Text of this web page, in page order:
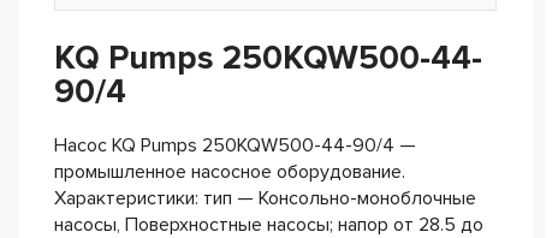
KQ Pumps 250KQW500-44-
90/4
Насос KQ Pumps 250KQW500-44-90/4 —
промышленное насосное оборудование.
Характеристики: тип — Консольно-моноблочные
насосы, Поверхностные насосы; напор от 28.5 до